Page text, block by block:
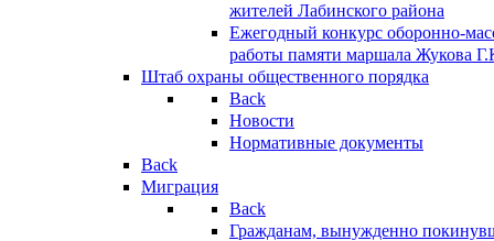
жителей Лабинского района
Ежегодный конкурс оборонно-
работы памяти маршала Жукова
Штаб охраны общественного порядка
Back
Новости
Нормативные документы
Back
Миграция
Back
Гражданам, вынужденно